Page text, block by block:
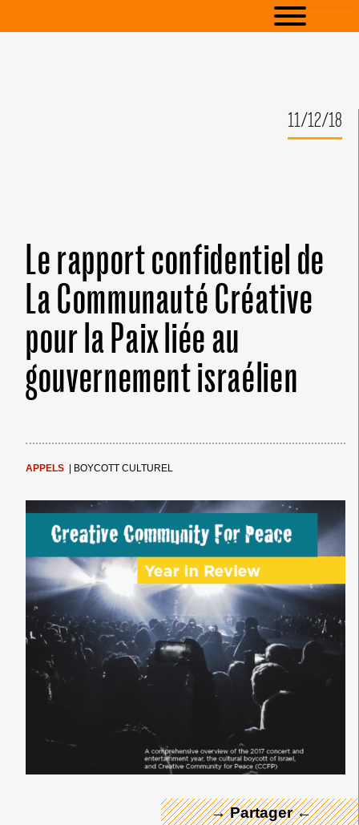
11/12/18
Le rapport confidentiel de
La Communauté Créative
pour la Paix liée au
gouvernement israélien
APPELS BOYCOTT CULTUREL
→ Partager ←
← Merci ! →